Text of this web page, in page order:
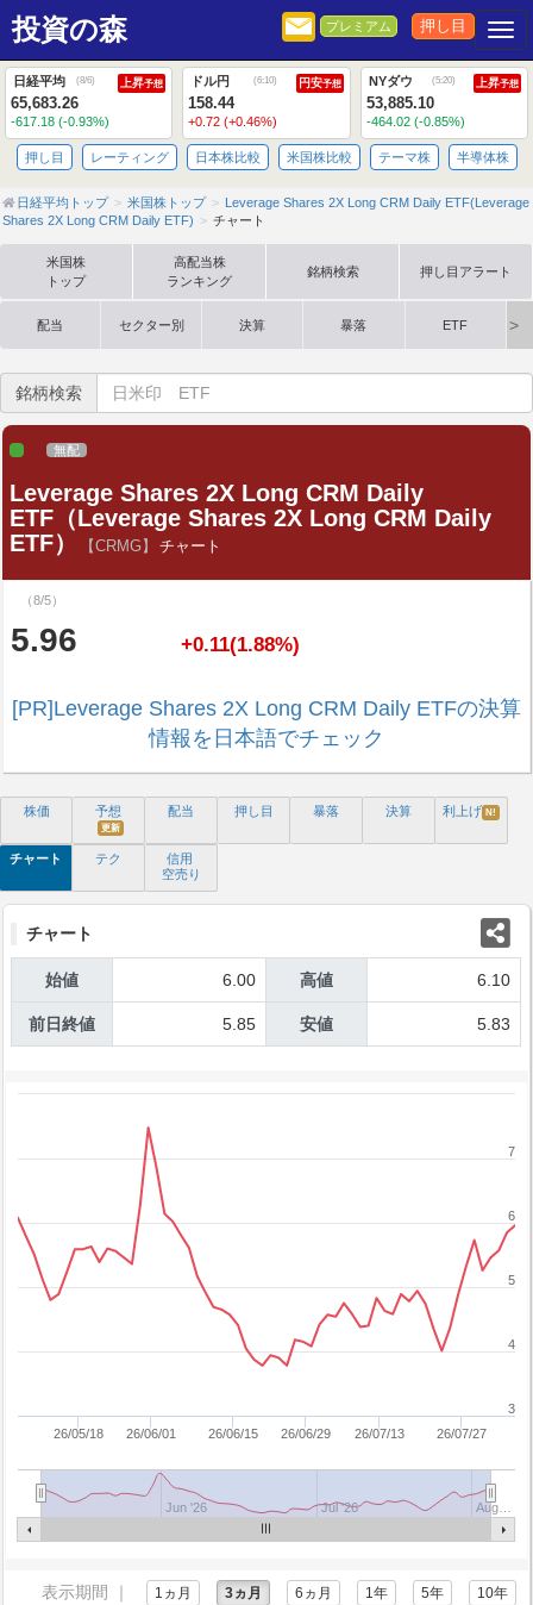
投資の森 プレミアム 押し目
日経平均 (8/6) 上昇予想
65,683.26
-617.18 (-0.93%)
ドル円 (6:10) 円安予想
158.44
+0.72 (+0.46%)
NYダウ (5:20) 上昇予想
53,885.10
-464.02 (-0.85%)
押し目 レーティング 日本株比較 米国株比較 テーマ株 半導体株
日経平均トップ 米国株トップ
Leverage Shares 2X Long CRM Daily ETF(Leverage
Shares 2X Long CRM Daily ETF)
チャート
米国株
トップ
高配当株
ランキング
銘柄検索 押し目アラート
配当 セクター別 決算 暴落 ETF
銘柄検索
無配
Leverage Shares 2X Long CRM Daily
ETF（Leverage Shares 2X Long CRM Daily
ETF）
【CRMG】 チャート
（8/5）
5.96 +0.11(1.88%)
[PR]Leverage Shares 2X Long CRM Daily ETFの決算
情報を日本語でチェック
株価 予想
更新
配当 押し目 暴落 決算 利上げ N!
チャート テク
信用
空売り
チャート
始値 6.00 高値 6.10
前日終値 5.85 安値 5.83
26/05/18 26/06/01 26/06/15 26/06/29 26/07/13 26/07/27
Jun '26 Jul '26 Aug…
3
4
5
6
7
表示期間 ｜ 1ヵ月 3ヵ月 6ヵ月 1年 5年 10年